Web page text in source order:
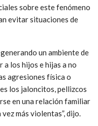
sobre este fenómeno
evitar situaciones de
un ambiente de
a los hijos e hijas a no
agresiones física o
los jaloncitos, pellizcos
en una relación familiar
más violentas”, dijo.